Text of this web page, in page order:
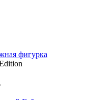
фигурка